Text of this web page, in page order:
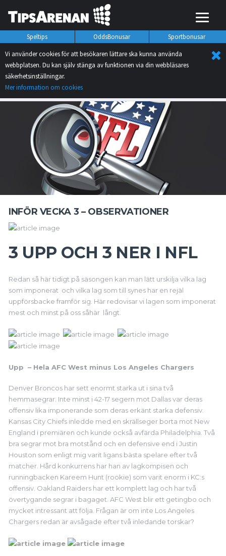
Speltips OddsBonusar
Sportbonusar
Vi använder cookies för att besökaren lättare ska kunna använda
webbplatsen. Du kan själv stänga av funktionen via din webbläsares
säkerhetsinställningar.
Mer information om cookies
INFÖR VECKA 3 – OBSERVATIONER
3 UPP OCH 3 NER I NFL
Redan så här tidigt på säsongen kan man lätt urskilja vilka lag
som imponerat och vilka lag som till synes har en rejäl
uppförsbacke framför sig. Här redovisar vi lagen som imponerat
mest och minst på oss såhär långt.
Upp – Hela AFC West minus Los Angeles Chargers
Denver Broncos har sett enormt starka ut i sina två
hemmasegrar. Inte minst i 42-17 segern mot Dallas var deras
offensiv lika imponerande som deras erkänt starka defensiv.
Kansas City Chiefs inledde med en skrällseger borta mot New
England i premiären och kunde också avfärda Philadelphia. Två
bra segrar mot bra motstånd och en defensive end i Justin
Houston som enligt mig varit ligans bästa spelare efter två
matcher. Hård konkurrens har han av lagkompisen och
runningbacken Kareem Hunt (rookie) som varit enorm i KC:s
offensiv. Oakland Raiders har ett komplett lag och har två
övertygande segrar i bagaget. AFC West blir ett getingbo och
mycket intressant att följa. Frågan är om inte Los Angeles
Chargers redan är avsågade efter två inledande torskar?